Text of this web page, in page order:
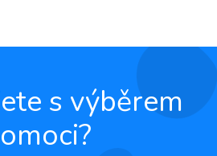
s výběrem